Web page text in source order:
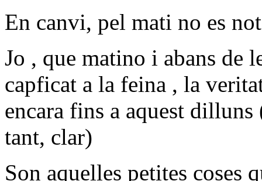
En canvi, pel mati no es
Jo , que matino i abans de
capficat a la feina , la
encara fins a aquest dilluns
tant, clar)
Son aquelles petites coses